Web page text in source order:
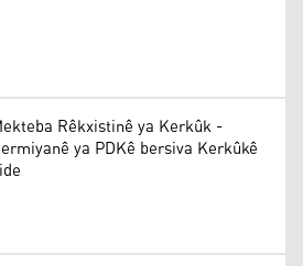
Rêkxistinê ya Kerkûk -
ya PDKê bersiva Kerkûkê